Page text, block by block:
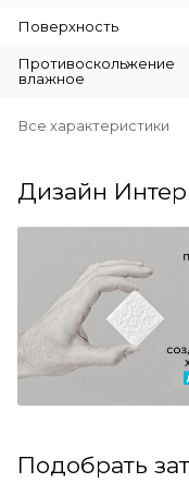
Поверхность
Противоскольжение
влажное
Все характеристики
Дизайн
Подобрать